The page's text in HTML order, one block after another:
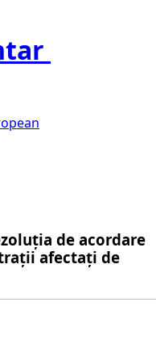
de acordare
afectați de